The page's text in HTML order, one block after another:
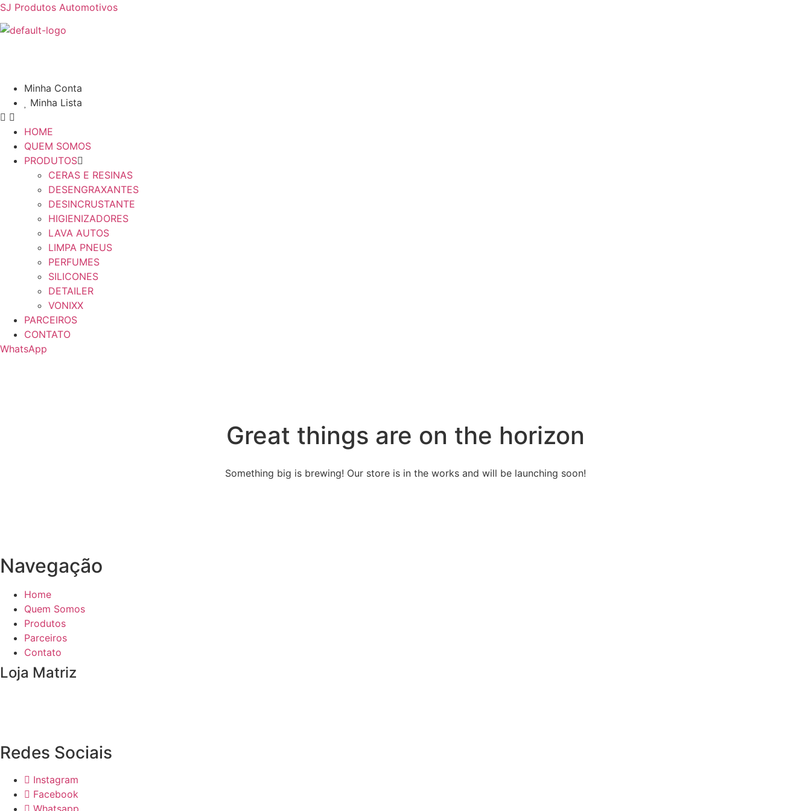
SJ Produtos Automotivos
Minha Conta
Minha Lista
HOME
QUEM SOMOS
PRODUTOS
CERAS E RESINAS
DESENGRAXANTES
DESINCRUSTANTE
HIGIENIZADORES
LAVA AUTOS
LIMPA PNEUS
PERFUMES
SILICONES
DETAILER
VONIXX
PARCEIROS
CONTATO
WhatsApp
Great things are on the horizon
Something big is brewing! Our store is in the works and will be launching soon!
Navegação
Home
Quem Somos
Produtos
Parceiros
Contato
Loja Matriz
Redes Sociais
Instagram
Facebook